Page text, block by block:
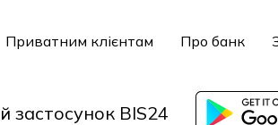
Приватним клієнтам Про банк
застосунок BIS24